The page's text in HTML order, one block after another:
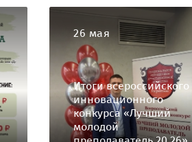
26 мая
Итоги всероссийского
инновационного
конкурса «Лучший
молодой